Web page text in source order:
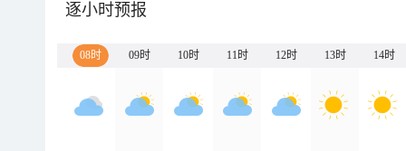
逐小时预报
08时 09时 10时 11时 12时 13时 14时